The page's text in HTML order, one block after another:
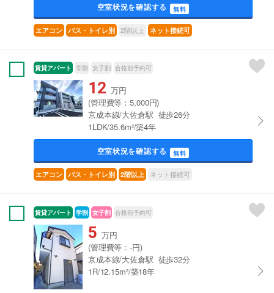
空室状況を確認する 無料
エアコン バス・トイレ別 2階以上 ネット接続可
賃貸アパート 学割 女子割 合格前予約可
12 万円
(管理費等：5,000円)
京成本線/大佐倉駅 徒歩26分
1LDK/35.6m²/築4年
空室状況を確認する 無料
エアコン バス・トイレ別 2階以上 ネット接続可
賃貸アパート 学割 女子割 合格前予約可
5 万円
(管理費等：-円)
京成本線/大佐倉駅 徒歩32分
1R/12.15m²/築18年